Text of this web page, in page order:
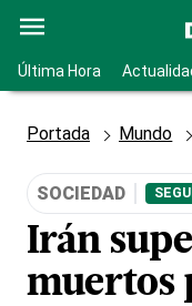
Última Hora
Portada Mundo
SOCIEDAD
Irán
muertos